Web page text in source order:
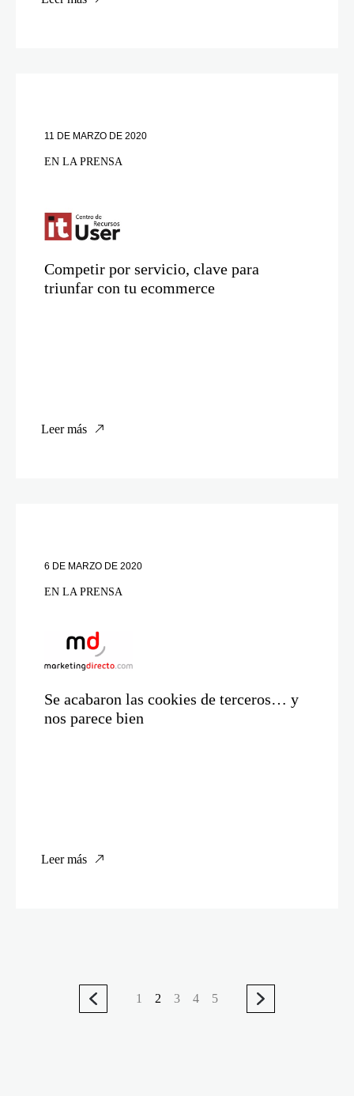
11 DE MARZO DE 2020
EN LA PRENSA
Competir por servicio, clave para
triunfar con tu ecommerce
Leer más
6 DE MARZO DE 2020
EN LA PRENSA
Se acabaron las cookies de terceros… y
nos parece bien
Leer más
1 2 3 4 5